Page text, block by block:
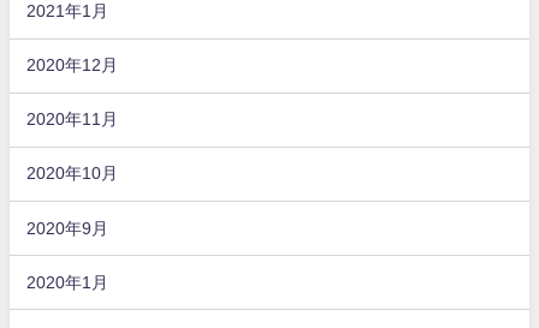
2021年1月
2020年12月
2020年11月
2020年10月
2020年9月
2020年1月